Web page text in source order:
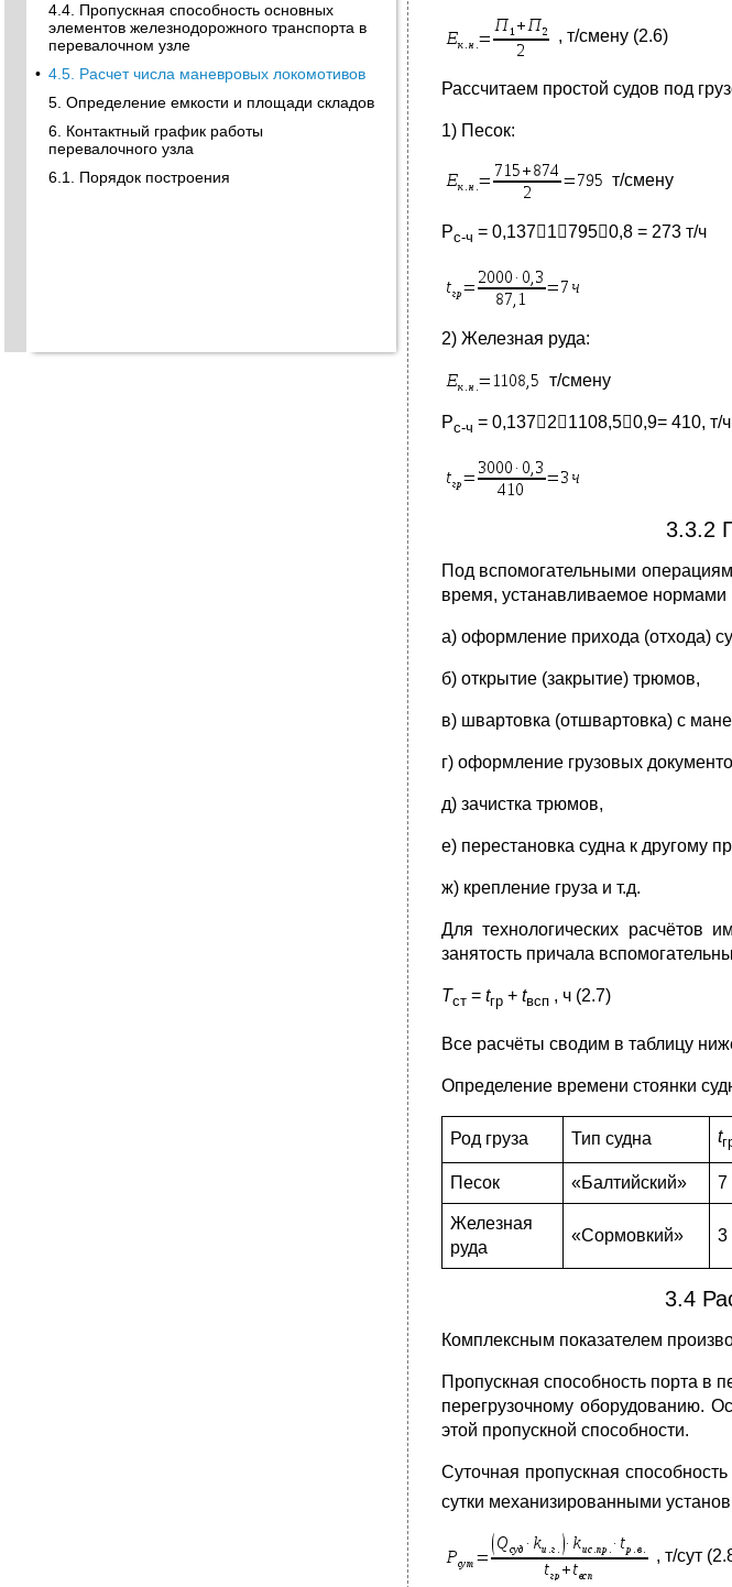
4.4. Пропускная способность основных
элементов железнодорожного транспорта в
перевалочном узле
• 4.5. Расчет числа маневровых локомотивов
5. Определение емкости и площади складов
6. Контактный график работы
перевалочного узла
6.1. Порядок построения
, т/смену (2.6)
Рассчитаем простой судов под
1) Песок:
т/смену
Рс-ч = 0,13717950,8 = 273 т/ч
2) Железная руда:
т/смену
Рс-ч = 0,13721108,50,9= 410, т/ч
3.3.2
Под вспомогательными
время, устанавливаемое нормами
а) оформление прихода (отхода)
б) открытие (закрытие) трюмов,
в) швартовка (отшвартовка) с
г) оформление грузовых
д) зачистка трюмов,
е) перестановка судна к другому
ж) крепление груза и т.д.
Для технологических расчётов
занятость причала
Тст = tгр + tвсп , ч (2.7)
Все расчёты сводим в таблицу
Определение времени стоянки
Род груза Тип судна t
Песок «Балтийский» 7
Железная
руда
«Сормовкий» 3
3.4
Комплексным показателем
Пропускная способность порта в
перегрузочному оборудованию.
этой пропускной способности.
Суточная пропускная
сутки механизированными
, т/сут